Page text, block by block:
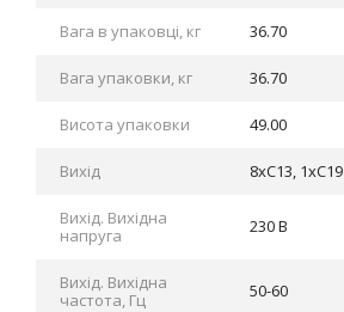
Вага в упаковці, кг 36.70
Вага упаковки, кг 36.70
Висота упаковки 49.00
Вихід 8xC13, 1xC19
Вихід. Вихідна
напруга
230 В
Вихід. Вихідна
частота, Гц
50-60